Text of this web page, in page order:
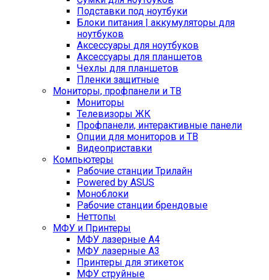
Подставки под ноутбуки
Блоки питания | аккумуляторы для
ноутбуков
Аксессуары для ноутбуков
Аксессуары для планшетов
Чехлы для планшетов
Пленки защитные
Мониторы, профпанели и ТВ
Мониторы
Телевизоры ЖК
Профпанели, интерактивные панели
Опции для мониторов и ТВ
Видеоприставки
Компьютеры
Рабочие станции Трилайн
Powered by ASUS
Моноблоки
Рабочие станции брендовые
Неттопы
МФУ и Принтеры
МФУ лазерные А4
МФУ лазерные А3
Принтеры для этикеток
МФУ струйные